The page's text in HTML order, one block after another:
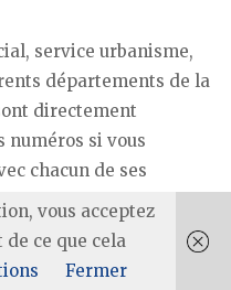
service urbanisme,
départements de la
directement
numéros si vous
chacun de ses
vous acceptez
ce que cela
Fermer